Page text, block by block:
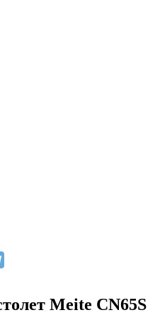
Meite CN65S